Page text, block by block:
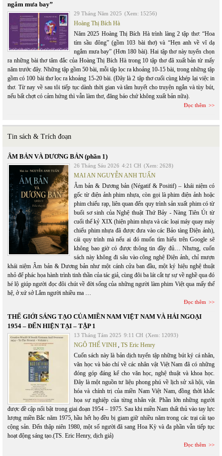
ngắm mưa bay”
29 Tháng Năm 2025 (Xem: 15256)
Hoàng Thị Bích Hà
Năm 2025 Hoàng Thị Bích Hà trình làng 2 tập thơ: “Hoa
tím sầu đông” (gồm 103 bài thơ) và “Hẹn anh về vĩ dạ
ngắm mưa bay” (Hơn 180 bài). Hai tập thơ này tuyển chọn
ra những bài thơ tâm đắc của Hoàng Thị Bích Hà trong 10 tập thơ đã xuất bản từ mấy
năm trước đây. Những tập gồm 50 bài, mỗi tập lọc ra khoảng 10-15 bài, trong những tập
gồm có 100 bài thơ lọc ra khoảng 15-20 bài. (Đây là 2 tập thơ cuối cùng khép lại việc in
thơ. Từ nay về sau tôi tiếp tục dành thời gian và tâm huyết cho truyện ngắn và tùy bút,
nếu bất chợt có cảm hứng thì vẫn làm thơ, đăng báo chứ không xuất bản nữa).
Đọc thêm
Tin sách & Trích đoạn
ÂM BẢN VÀ DƯƠNG BẢN (phần 1)
26 Tháng Sáu 2026 4:21 CH (Xem: 2628)
MAI AN NGUYỄN ANH TUẤN
Âm bản & Dương bản (Négatif & Positif) – khái niệm có
gốc từ điện ảnh phim nhựa, còn gọi là phim điện ảnh hoặc
phim chiếu rạp, liên quan đến quy trình sản xuất phim có từ
buổi sơ sinh của Nghệ thuật Thứ Bảy - Nàng Tiên Út từ
cuối thế kỷ XIX (hiện phim nhựa và các loại máy quay máy
chiếu phim nhựa đã được đưa vào các Bảo tàng Điện ảnh),
cái quy trình mà nếu ai đó muốn tìm hiểu trên Google sẽ
không bao giờ có được thông tin đầy đủ… Nhưng, cuốn
sách này không đi sâu vào công nghệ Điện ảnh, chỉ mượn
khái niệm Âm bản & Dương bản như một cánh cửa ban đầu, một ký hiệu nghệ thuật
nhỏ để phác họa hành trình tinh thần của tác giả, cùng đôi ba lát cắt tự sự về nghề qua đó
hé lộ giúp người đọc đôi chút về đời sống của những người làm phim Việt qua mấy thế
hệ, ở xứ sở Lắm người nhiều ma …
Đọc thêm
THẾ GIỚI SÁNG TẠO CỦA MIỀN NAM VIỆT NAM VÀ HẢI NGOẠI
1954 – ĐẾN HIỆN TẠI – TẬP 1
13 Tháng Tám 2025 9:11 CH (Xem: 12093)
NGÔ THẾ VINH, TS Eric Henry
Cuốn sách này là bản dịch tuyển tập những bút ký cá nhân,
văn học và báo chí về các nhân vật Việt Nam đã có những
đóng góp đáng kể cho văn học, nghệ thuật và khoa học.
Đây là một nguồn tư liệu phong phú về lịch sử xã hội, văn
hóa và chính trị của miền Nam Việt Nam, đồng thời khắc
họa sự nghiệp của từng nhân vật. Phần lớn những người
được đề cập nổi bật trong giai đoạn 1954 – 1975. Sau khi miền Nam thất thủ vào tay lực
lượng miền Bắc năm 1975, hầu hết họ đều bị giam giữ nhiều năm trong các trại cải tạo
cộng sản. Đến thập niên 1980, một số người đã sang Hoa Kỳ và đa phần vẫn tiếp tục
hoạt động sáng tạo.(TS. Eric Henry, dịch giả)
Đọc thêm